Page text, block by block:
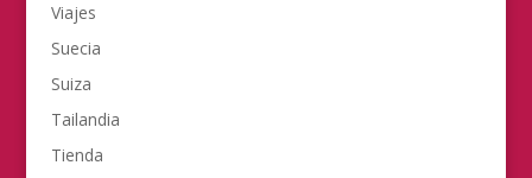
Viajes
Suecia
Suiza
Tailandia
Tienda